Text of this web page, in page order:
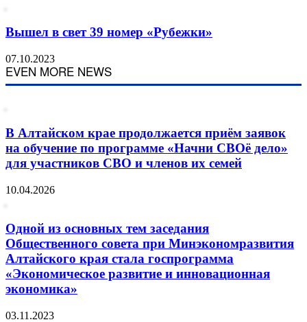
Вышел в свет 39 номер «Рубежки»
07.10.2023
EVEN MORE NEWS
В Алтайском крае продолжается приём заявок
на обучение по программе «Начни СВОё дело»
для участников СВО и членов их семей
10.04.2026
Одной из основных тем заседания
Общественного совета при Минэкономразвития
Алтайского края стала госпрограмма
«Экономическое развитие и инновационная
экономика»
03.11.2023